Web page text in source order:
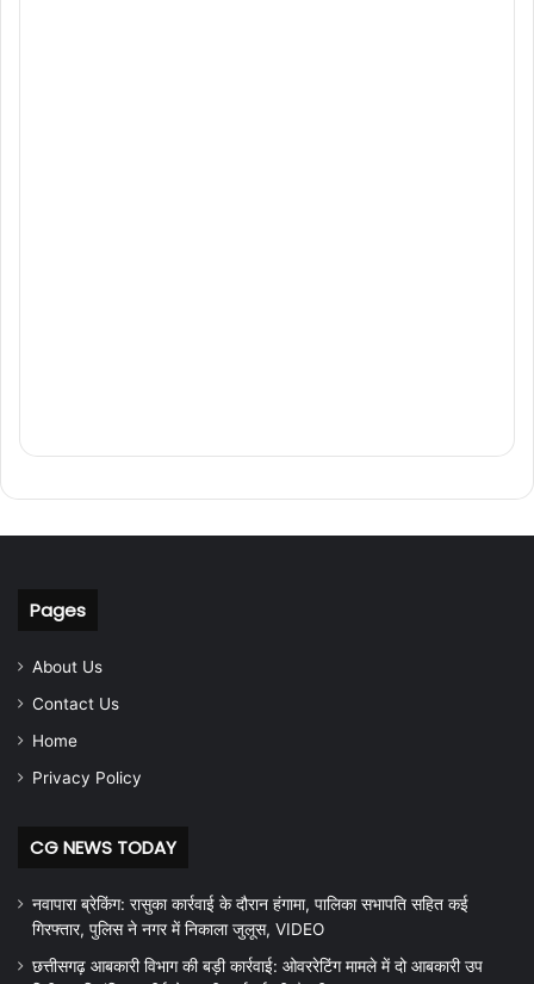
Pages
About Us
Contact Us
Home
Privacy Policy
CG NEWS TODAY
नवापारा ब्रेकिंग: रासुका कार्रवाई के दौरान हंगामा, पालिका सभापति सहित कई
गिरफ्तार, पुलिस ने नगर में निकाला जुलूस, VIDEO
छत्तीसगढ़ आबकारी विभाग की बड़ी कार्रवाई: ओवररेटिंग मामले में दो आबकारी उप